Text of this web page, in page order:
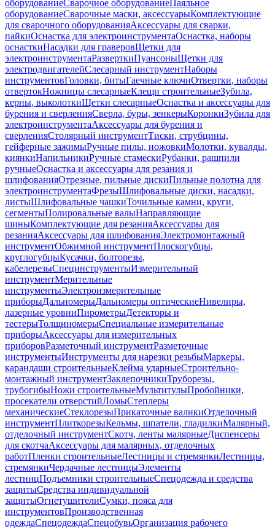
оборудованиеСварочное оборудованиеПаяльное
оборудованиеСварочные маски, аксессуарыКомплектующие
для сварочного оборудованияАксессуары для сварки,
пайкиОснастка для электроинструментаОснастка, наборы
оснасткиНасадки для граверовЩетки для
электроинструментаРазверткиПуансоныЩетки для
электродвигателейСлесарный инструментНаборы
инструментовГоловки, битыГаечные ключиОтвертки, наборы
отвертокНожницы слесарныеКлещи строительныеЗубила,
керны, выколоткиЩетки слесарныеОснастка и аксессуары для
бурения и сверленияСверла, буры, зенкерыКоронкиЗубила для
электроинструментаАксессуары для бурения и
сверленияСтолярный инструментТиски, струбцины,
гейферные зажимыРучные пилы, ножовкиМолотки, кувалды,
киянкиНапильникиРучные стамескиРубанки, рашпили
ручныеОснастка и аксессуары для резания и
шлифованияОтрезные, пильные дискиПильные полотна для
электроинструментаФрезыШлифовальные диски, насадки,
листыШлифовальные чашкиТочильные камни, круги,
сегментыПолировальные валыНаправляющие
шиныКомплектующие для резанияАксессуары для
резанияАксессуары для шлифованияЭлектромонтажный
инструментОбжимной инструментПлоскогубцы,
круглогубцыКусачки, болторезы,
кабелерезыСпецинструментыИзмерительный
инструментМерительные
инструментыЭлектроизмерительные
приборыДальномерыДальномеры оптическиеНивелиры,
лазерные уровниПирометрыДетекторы и
тестерыТолщиномерыСпециальные измерительные
приборыАксессуары для измерительных
приборовРазметочный инструментРазметочные
инструментыИнструменты для нарезки резьбыМаркеры,
карандаши строительныеКлейма ударныеСтроительно-
монтажный инструментЗаклепочникиТруборезы,
трубогибыНожи строительныеМультитулыПробойники,
просекатели отверстийЛомыСтеплеры
механическиеСтеклорезыПрикаточные валикиОтделочный
инструментПлиткорезыКельмы, шпатели, гладилкиМалярный,
отделочный инструментСкотч, ленты малярныеДиспенсеры
для скотчаАксессуары для малярных, отделочных
работПленки строительныеЛестницы и стремянкиЛестницы,
стремянкиЧердачные лестницыЭлементы
лестницПодъемники строительныеСпецодежда и средства
защитыСредства индивидуальной
защитыОгнетушителиСумки, пояса для
инструментовПроизводственная
одеждаСпецодеждаСпецобувьОрганизация рабочего